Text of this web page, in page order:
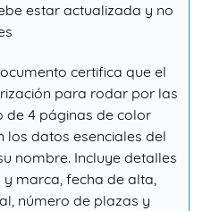
estar actualizada y no
certifica que el
para rodar por las
de 4 páginas de color
los datos esenciales del
nombre. Incluye detalles
marca, fecha de alta,
número de plazas y